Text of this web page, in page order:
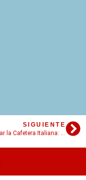
SIGUIENTE